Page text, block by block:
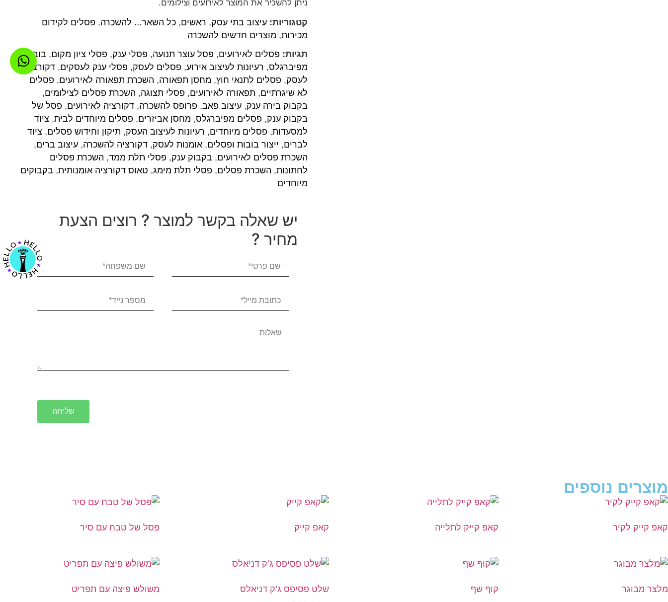
ניתן להשכיר את המוצר לאירועים וצילומים.
קטגוריות: עיצוב בתי עסק, ראשים, כל השאר... להשכרה, פסלים לקידום
מכירות, מוצרים חדשים להשכרה
תגיות: פסלים לאירועים, פסל עוצר תנועה, פסלי ענק, פסלי ציון מקום, בובות
מפיברגלס, רעיונות לעיצוב אירוע, פסלים לעסק, פסלי ענק לעסקים, דקורציה
לעסק, פסלים לתנאי חוץ, מחסן תפאורה, השכרת תפאורה לאירועים, פסלים
לא שיגרתיים, תפאורה לאירועים, פסלי תצוגה, השכרת פסלים לצילומים,
בקבוק בירה ענק, עיצוב פאב, פרופס להשכרה, דקורציה לאירועים, פסל של
בקבוק ענק, פסלים מפיברגלס, מחסן אביזרים, פסלים מיוחדים לבית, ציוד
למסעדות, פסלים מיוחדים, רעיונות לעיצוב העסק, תיקון וחידוש פסלים, ציוד
לברים, ייצור בובות ופסלים, אומנות לעסק, דקורציה להשכרה, עיצוב ברים,
השכרת פסלים לאירועים, בקבוק ענק, פסלי תלת ממד, השכרת פסלים
לחתונות, השכרת פסלים, פסלי תלת מימג, טאוס דקורציה אומנותית, בקבוקים
מיוחדים
יש שאלה בקשר למוצר ? רוצים הצעת
מחיר ?
שליחה
מוצרים נוספים
קאפ קייק לקיר קאפ קייק לתלייה קאפ קייק פסל של טבח עם סיר
מלצר מבוגר קוף שף
שלט פסיפס ג'ק דניאלס
משולש פיצה עם תפריט